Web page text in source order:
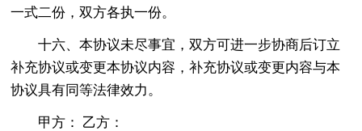
一式二份，双方各执一份。
十六、本协议未尽事宜，双方可进一步协商后订立
补充协议或变更本协议内容，补充协议或变更内容与本
协议具有同等法律效力。
甲方： 乙方：